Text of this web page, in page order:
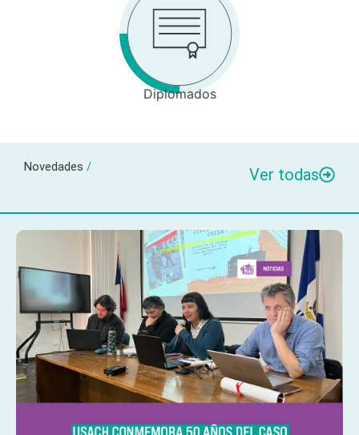
Diplomados
Novedades / Ver todas